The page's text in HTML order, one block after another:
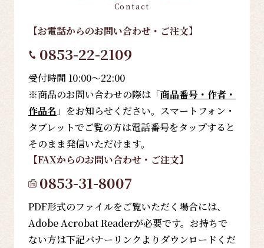
Contact
【お電話からのお問い合わせ・ご注文】
0853-22-2109
受付時間 10:00～22:00
※商品のお問い合わせの際は「商品番号・作者・
作品名 」をお知らせください。スマートフォン・
タブレットでご覧の方は電話番号をタップすると
そのまま発信いただけます。
【FAXからのお問い合わせ・ご注文】
0853-31-8007
PDF形式のファイルをご覧いただく場合には、
Adobe Acrobat Readerが必要です。お持ちで
ない方は下記バナーリンクよりダウンロードくだ